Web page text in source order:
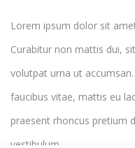
Lorem ipsum dolor sit
Curabitur non mattis dui,
volutpat urna ut
faucibus vitae, mattis eu
praesent rhoncus pretium
vestibulum.